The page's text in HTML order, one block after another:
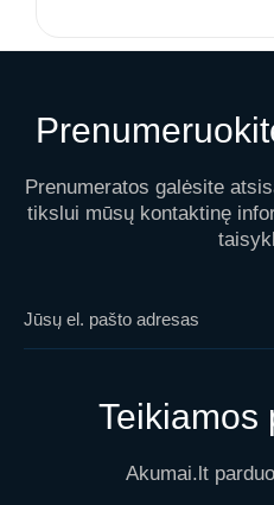
Prenumeratos galėsite
tikslui mūsų kontaktinę
Teikiamos
Akumai.lt